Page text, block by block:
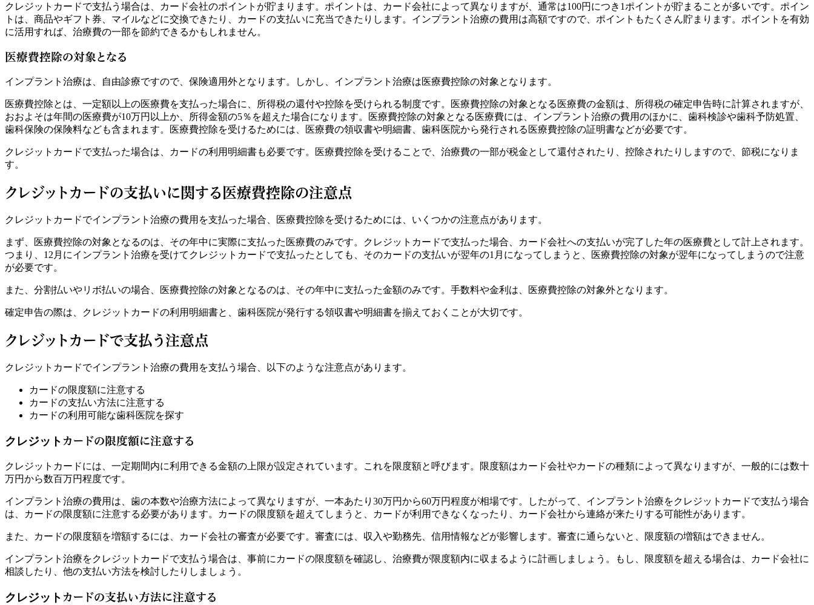
クレジットカードで支払う場合は、カード会社のポイントが貯まります。ポイントは、カード会社によって異なりますが、通常は100円につき1ポイントが貯まることが多いです。ポイン
トは、商品やギフト券、マイルなどに交換できたり、カードの支払いに充当できたりします。インプラント治療の費用は高額ですので、ポイントもたくさん貯まります。ポイントを有効
に活用すれば、治療費の一部を節約できるかもしれません。
医療費控除の対象となる
インプラント治療は、自由診療ですので、保険適用外となります。しかし、インプラント治療は医療費控除の対象となります。
医療費控除とは、一定額以上の医療費を支払った場合に、所得税の還付や控除を受けられる制度です。医療費控除の対象となる医療費の金額は、所得税の確定申告時に計算されますが、
おおよそは年間の医療費が10万円以上か、所得金額の5％を超えた場合になります。医療費控除の対象となる医療費には、インプラント治療の費用のほかに、歯科検診や歯科予防処置、
歯科保険の保険料なども含まれます。医療費控除を受けるためには、医療費の領収書や明細書、歯科医院から発行される医療費控除の証明書などが必要です。
クレジットカードで支払った場合は、カードの利用明細書も必要です。医療費控除を受けることで、治療費の一部が税金として還付されたり、控除されたりしますので、節税になりま
す。
クレジットカードの支払いに関する医療費控除の注意点
クレジットカードでインプラント治療の費用を支払った場合、医療費控除を受けるためには、いくつかの注意点があります。
まず、医療費控除の対象となるのは、その年中に実際に支払った医療費のみです。クレジットカードで支払った場合、カード会社への支払いが完了した年の医療費として計上されます。
つまり、12月にインプラント治療を受けてクレジットカードで支払ったとしても、そのカードの支払いが翌年の1月になってしまうと、医療費控除の対象が翌年になってしまうので注意
が必要です。
また、分割払いやリボ払いの場合、医療費控除の対象となるのは、その年中に支払った金額のみです。手数料や金利は、医療費控除の対象外となります。
確定申告の際は、クレジットカードの利用明細書と、歯科医院が発行する領収書や明細書を揃えておくことが大切です。
クレジットカードで支払う注意点
クレジットカードでインプラント治療の費用を支払う場合、以下のような注意点があります。
カードの限度額に注意する
カードの支払い方法に注意する
カードの利用可能な歯科医院を探す
クレジット カードの限度額に注意する
クレジットカードには、一定期間内に利用できる金額の上限が設定されています。これを限度額と呼びます。限度額はカード会社やカードの種類によって異なりますが、一般的には数十
万円から数百万円程度です。
インプラント治療の費用は、歯の本数や治療方法によって異なりますが、一本あたり30万円から60万円程度が相場です。したがって、インプラント治療をクレジットカードで支払う場合
は、カードの限度額に注意する必要があります。カードの限度額を超えてしまうと、カードが利用できなくなったり、カード会社から連絡が来たりする可能性があります。
また、カードの限度額を増額するには、カード会社の審査が必要です。審査には、収入や勤務先、信用情報などが影響します。審査に通らないと、限度額の増額はできません。
インプラント治療をクレジットカードで支払う場合は、事前にカードの限度額を確認し、治療費が限度額内に収まるように計画しましょう。もし、限度額を超える場合は、カード会社に
相談したり、他の支払い方法を検討したりしましょう。
クレジットカードの支払い方法に注意する